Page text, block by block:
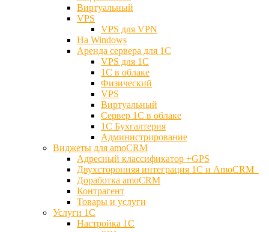
Виртуальный
VPS
VPS для VPN
На Windows
Аренда сервера для 1С
VPS для 1С
1С в облаке
Физический
VPS
Виртуальный
Сервер 1С в облаке
1С Бухгалтерия
Администрирование
Виджеты для amoCRM
Адресный классификатор +GPS
Двухсторонняя интеграция 1С и AmoCRM
Доработка amoCRM
Контрагент
Товары и услуги
Услуги 1С
Настройка 1С